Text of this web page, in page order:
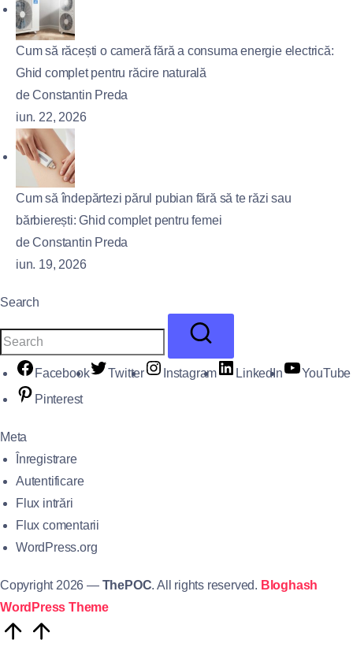
Cum să răcești o cameră fără a consuma energie electrică:
Ghid complet pentru răcire naturală
de Constantin Preda
iun. 22, 2026
Cum să îndepărtezi părul pubian fără să te răzi sau
bărbierești: Ghid complet pentru femei
de Constantin Preda
iun. 19, 2026
Search
Facebook Twitter Instagram LinkedIn
YouTube
Pinterest
Meta
Înregistrare
Autentificare
Flux intrări
Flux comentarii
WordPress.org
Copyright 2026 — ThePOC. All rights reserved. Bloghash
WordPress Theme